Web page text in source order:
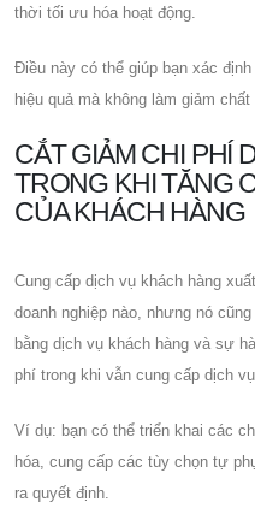
thời tối ưu hóa hoạt động.
Điều này có thể giúp bạn xác
hiệu quả mà không làm giảm chất
CẮT GIẢM CHI PHÍ
TRONG KHI TĂNG
CỦA KHÁCH HÀNG
Cung cấp dịch vụ khách hàng
doanh nghiệp nào, nhưng nó
bằng dịch vụ khách hàng và sự
phí trong khi vẫn cung cấp dịch
Ví dụ: bạn có thể triển khai các
hóa, cung cấp các tùy chọn tự
ra quyết định.